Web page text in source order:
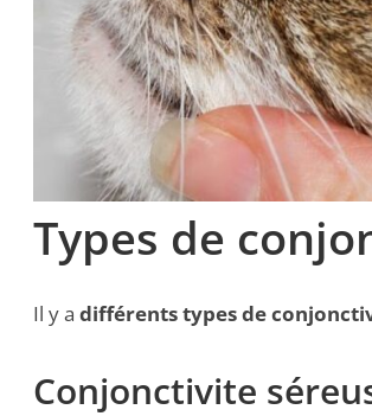
Types de
Il y a différents types de
Conjonctivite